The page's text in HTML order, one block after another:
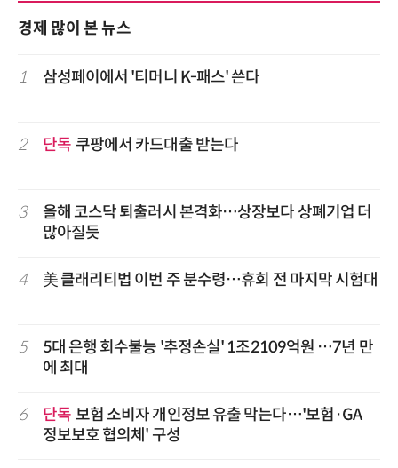
경제 많이 본 뉴스
1 삼성페이에서 '티머니 K-패스' 쓴다
2 단독 쿠팡에서 카드대출 받는다
3
올해 코스닥 퇴출러시 본격화…상장보다 상폐기업 더
많아질듯
4 美 클래리티법 이번 주 분수령…휴회 전 마지막 시험대
5
5대 은행 회수불능 '추정손실' 1조2109억원 …7년 만
에 최대
6 단독 보험 소비자 개인정보 유출 막는다…'보험·GA
정보보호 협의체' 구성